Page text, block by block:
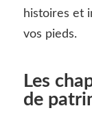
histoires et
vos pieds.
Les
de